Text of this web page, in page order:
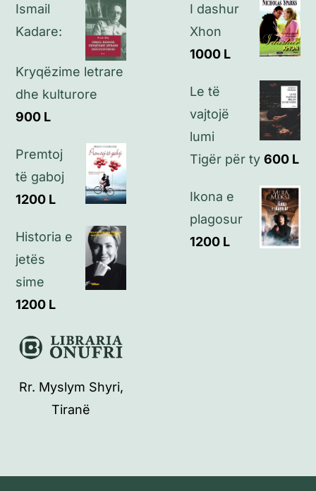
Politikat e privatësisë
Ismail
Kadare:
Kryqëzime letrare
dhe kulturore
900 L
Premtoj
të gaboj
1200 L
Historia e
jetës
sime
1200 L
I dashur
Xhon
1000 L
Le të
vajtojë
lumi
Tigër për ty 600 L
Ikona e
plagosur
1200 L
Rr. Myslym Shyri,
Tiranë